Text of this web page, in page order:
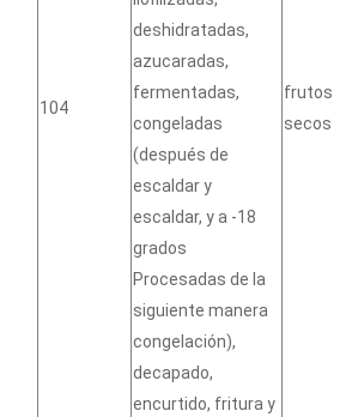
104
deshidratadas,
azucaradas,
fermentadas,
congeladas
(después de
escaldar y
escaldar, y a -18
grados
Procesadas de la
siguiente manera
congelación),
decapado,
encurtido, fritura y
frutos
secos